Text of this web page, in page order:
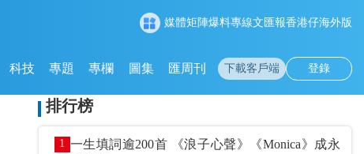
媒體矩陣爆料專線文匯報香港仔海外版
科技 專題 專欄 圖集 匯周刊 下載客戶端 登錄
排行榜
1 一生填詞逾200首 《浪子心聲》《Monica》成永